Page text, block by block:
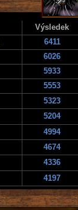
Výsledek
6411
6026
5933
5553
5323
5204
4994
4674
4336
4197